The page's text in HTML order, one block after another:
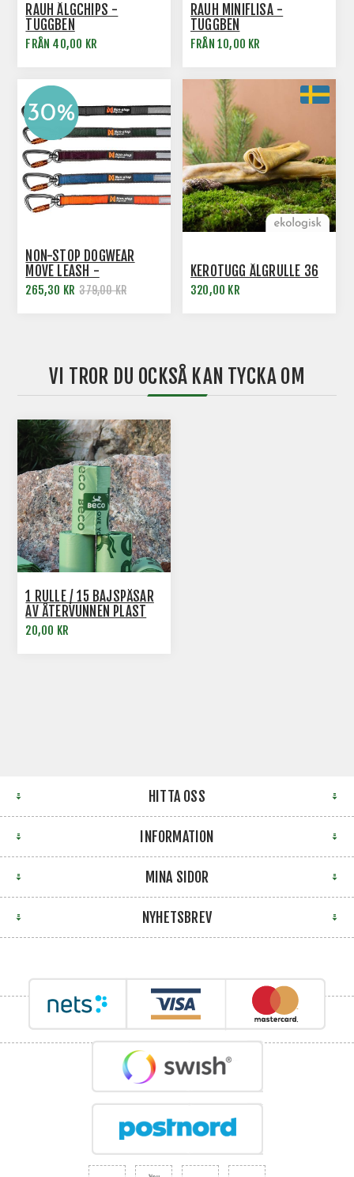
RAUH ÄLGCHIPS -
TUGGBEN
FRÅN 40,00 KR
RAUH MINIFLISA -
TUGGBEN
FRÅN 10,00 KR
NON-STOP DOGWEAR
MOVE LEASH -
HUNDKOPPEL - 15 MM
265,30 KR 379,00 KR
KEROTUGG ÄLGRULLE 36
320,00 KR
VI TROR DU OCKSÅ KAN TYCKA OM
1 RULLE / 15 BAJSPÅSAR
AV ÅTERVUNNEN PLAST
BECO
20,00 KR
HITTA OSS
INFORMATION
MINA SIDOR
NYHETSBREV